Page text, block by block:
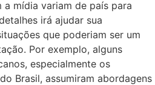
mídia variam de país para
irá ajudar sua
que poderiam ser um
Por exemplo, alguns
especialmente os
Brasil, assumiram abordagens